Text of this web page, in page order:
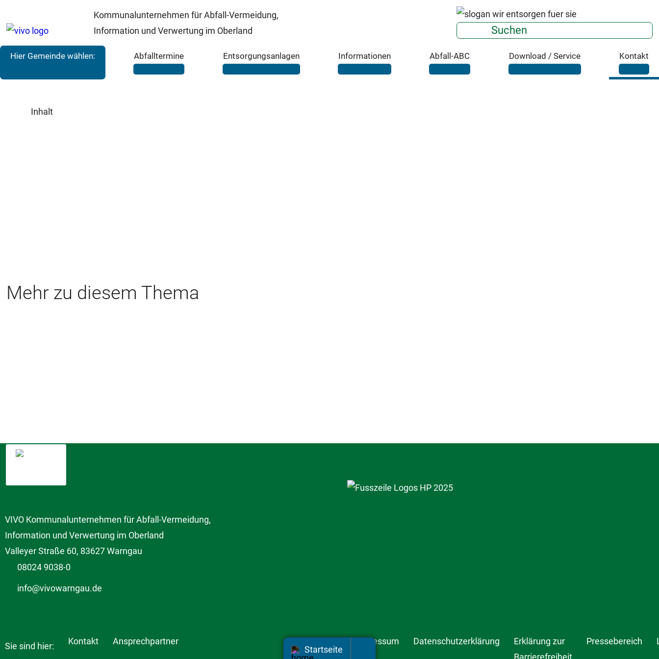
Kommunalunternehmen für Abfall-Vermeidung,
Information und Verwertung im Oberland
Suchen
Hier Gemeinde wählen: Abfalltermine Entsorgungsanlagen Informationen Abfall-ABC Download / Service Kontakt
Inhalt
Mehr zu diesem Thema
Startseite
VIVO Kommunalunternehmen für Abfall-Vermeidung,
Information und Verwertung im Oberland
Valleyer Straße 60, 83627 Warngau
08024 9038-0
info@vivowarngau.de
Sie sind hier: Kontakt Ansprechpartner Impressum Datenschutzerklärung
Erklärung zur
Barrierefreiheit
Pressebereich